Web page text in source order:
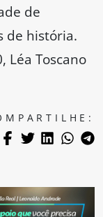
de
de história.
Léa Toscano